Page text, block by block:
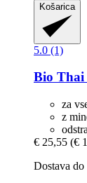
Košarica
5.0 (1)
Bio Thai
za
z
€ 25,55 (€
Dostava do